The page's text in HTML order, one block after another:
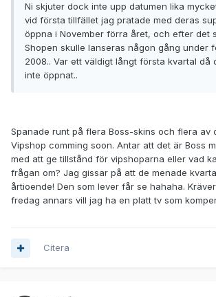
Ni skjuter dock inte upp datumen lika
vid första tillfället jag pratade med deras
öppna i November förra året, och efter det
Shopen skulle lanseras någon gång under
2008.. Var ett väldigt långt första kvartal då
inte öppnat..
Spanade runt på flera Boss-skins och flera av
Vipshop comming soon. Antar att det är Boss
med att ge tillstånd för vipshoparna eller vad
frågan om? Jag gissar på att de menade
årtioende! Den som lever får se hahaha.
fredag annars vill jag ha en platt tv som
Citera